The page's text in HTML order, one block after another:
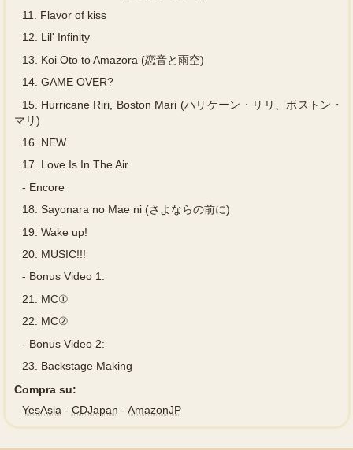
11.
Flavor of kiss
12. Lil' Infinity
13.
Koi Oto to Amazora (恋音と雨空)
14. GAME OVER?
15. Hurricane Riri, Boston Mari (ハリケーン・リリ、ボストン・
マリ)
16.
NEW
17. Love Is In The Air
- Encore
18. Sayonara no Mae ni (さよならの前に)
19. Wake up!
20. MUSIC!!!
- Bonus Video 1:
21.
MC①
22.
MC②
- Bonus Video 2:
23.
Backstage Making
Compra su:
YesAsia - CDJapan - AmazonJP